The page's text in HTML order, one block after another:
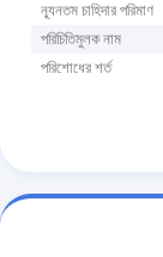
ন্যূনতম চাহিদার পরিমাণ
পরিচিতিমুলক নাম
পরিশোধের শর্ত